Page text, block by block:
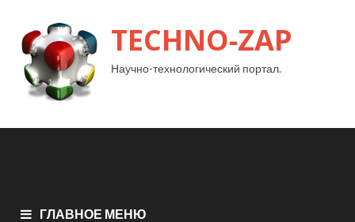
TECHNO-ZAP
Научно-технологический портал.
ГЛАВНОЕ МЕНЮ